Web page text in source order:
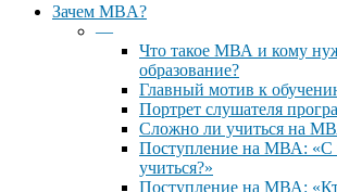
Close
Зачем MBA?
—
Что такое МВА и кому
образование?
Главный мотив к
Портрет слушателя
Сложно ли учиться на
Поступление на МВА: «С
учиться?»
Поступление на МВА: